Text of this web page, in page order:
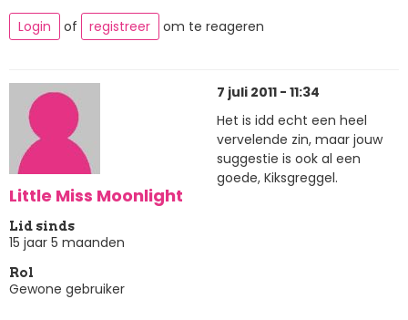
Login of registreer om te reageren
Little Miss Moonlight
Lid sinds
15 jaar 5 maanden
Rol
Gewone gebruiker
7 juli 2011 - 11:34
Het is idd echt een heel
vervelende zin, maar jouw
suggestie is ook al een
goede, Kiksgreggel.